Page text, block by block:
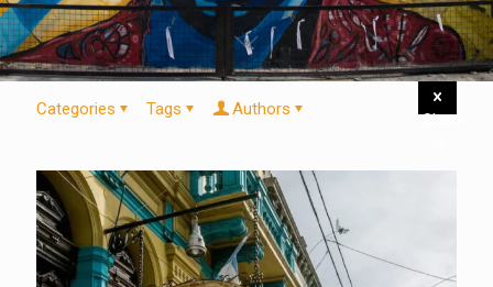
Categories Tags Authors
Show